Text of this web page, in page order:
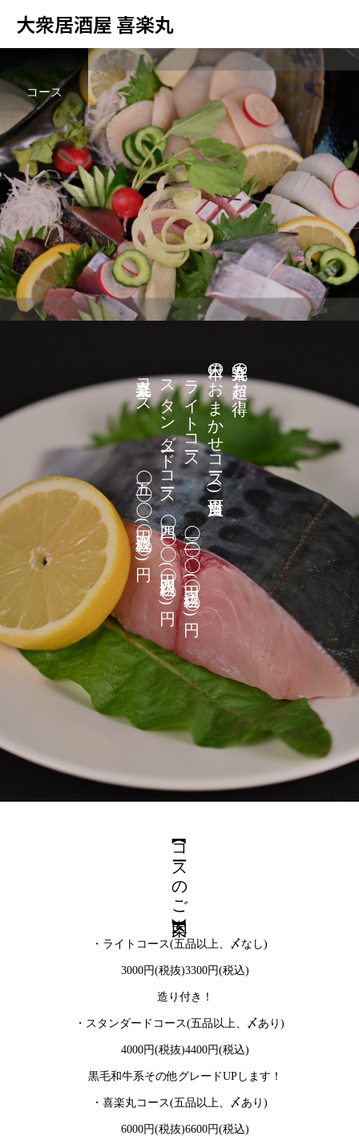
大衆居酒屋 喜楽丸
コース
喜楽丸の超お得！
本日のおまかせコース(当日注文可)
ライトコース 三◯◯◯円(税込三三◯◯円)
スタンダードコース 四◯◯◯円(税込四四◯◯円)
喜楽丸コース 五◯◯◯円(税込五五◯◯円)
【コースのご案内】
・ライトコース(五品以上、〆なし)
3000円(税抜)3300円(税込)
造り付き！
・スタンダードコース(五品以上、〆あり)
4000円(税抜)4400円(税込)
黒毛和牛系その他グレードUPします！
・喜楽丸コース(五品以上、〆あり)
6000円(税抜)6600円(税込)